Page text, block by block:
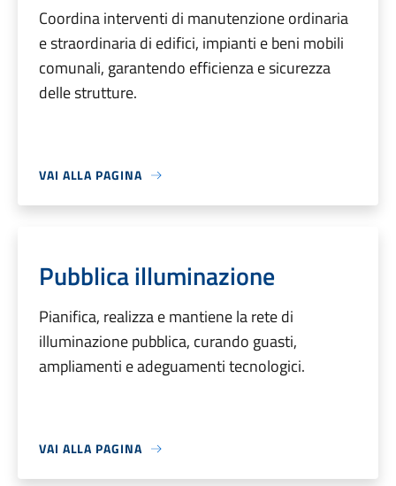
Coordina interventi di manutenzione ordinaria
e straordinaria di edifici, impianti e beni mobili
comunali, garantendo efficienza e sicurezza
delle strutture.
VAI ALLA PAGINA
Pubblica illuminazione
Pianifica, realizza e mantiene la rete di
illuminazione pubblica, curando guasti,
ampliamenti e adeguamenti tecnologici.
VAI ALLA PAGINA